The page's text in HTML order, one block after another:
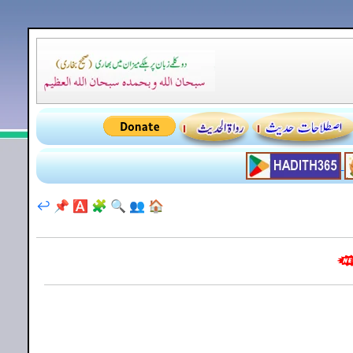
🏠
👥
🔍
🧩
🅰️
📌
↩️